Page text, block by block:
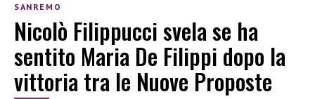
SANREMO
Nicolò Filippucci svela se ha
sentito Maria De Filippi dopo la
vittoria tra le Nuove Proposte